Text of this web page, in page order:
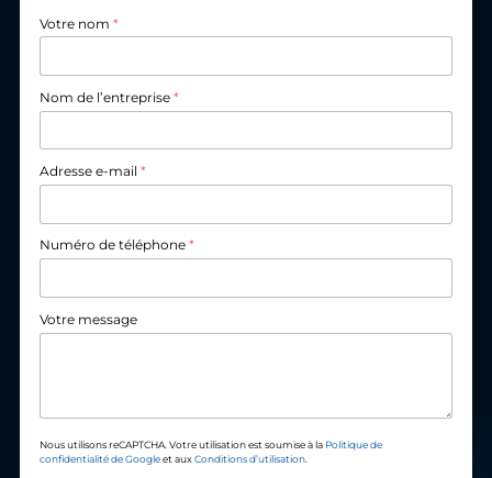
Votre nom *
Nom de l’entreprise *
Adresse e-mail *
Numéro de téléphone *
Votre message
Nous utilisons reCAPTCHA. Votre utilisation est soumise à la Politique de
confidentialité de Googleet auxConditions d’utilisation.